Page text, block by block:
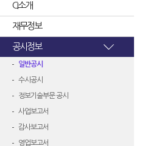
CI소개
재무정보
공시정보
일반공시
수시공시
정보기술부문 공시
사업보고서
감사보고서
영업보고서